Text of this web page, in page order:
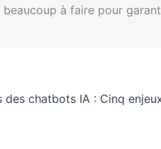
beaucoup à faire pour